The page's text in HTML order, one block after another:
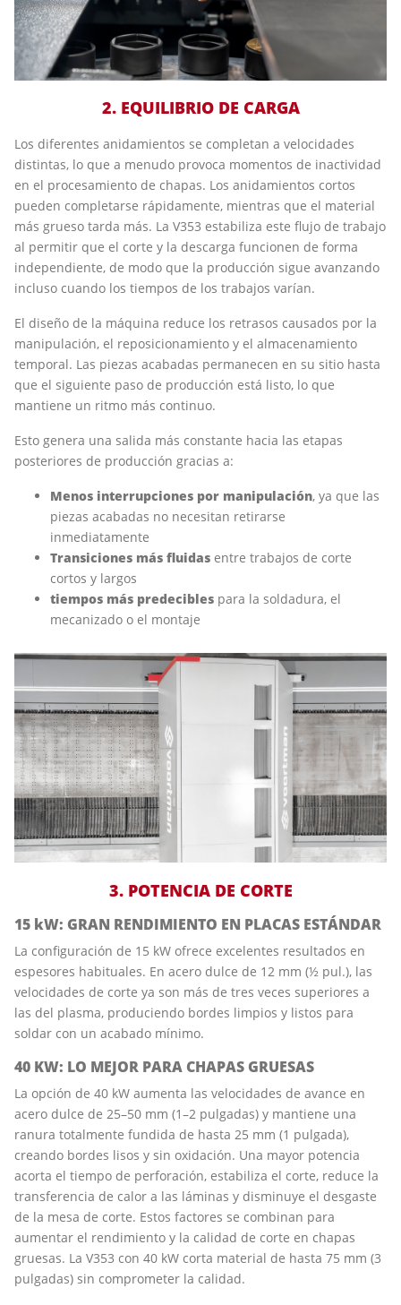
2. EQUILIBRIO DE CARGA
Los diferentes anidamientos se completan a velocidades
distintas, lo que a menudo provoca momentos de inactividad
en el procesamiento de chapas. Los anidamientos cortos
pueden completarse rápidamente, mientras que el material
más grueso tarda más. La V353 estabiliza este flujo de trabajo
al permitir que el corte y la descarga funcionen de forma
independiente, de modo que la producción sigue avanzando
incluso cuando los tiempos de los trabajos varían.
El diseño de la máquina reduce los retrasos causados por la
manipulación, el reposicionamiento y el almacenamiento
temporal. Las piezas acabadas permanecen en su sitio hasta
que el siguiente paso de producción está listo, lo que
mantiene un ritmo más continuo.
Esto genera una salida más constante hacia las etapas
posteriores de producción gracias a:
Menos interrupciones por manipulación, ya que las
piezas acabadas no necesitan retirarse
inmediatamente
Transiciones más fluidas entre trabajos de corte
cortos y largos
tiempos más predecibles para la soldadura, el
mecanizado o el montaje
3. POTENCIA DE CORTE
15 kW: GRAN RENDIMIENTO EN PLACAS ESTÁNDAR
La configuración de 15 kW ofrece excelentes resultados en
espesores habituales. En acero dulce de 12 mm (½ pul.), las
velocidades de corte ya son más de tres veces superiores a
las del plasma, produciendo bordes limpios y listos para
soldar con un acabado mínimo.
40 KW: LO MEJOR PARA CHAPAS GRUESAS
La opción de 40 kW aumenta las velocidades de avance en
acero dulce de 25–50 mm (1–2 pulgadas) y mantiene una
ranura totalmente fundida de hasta 25 mm (1 pulgada),
creando bordes lisos y sin oxidación. Una mayor potencia
acorta el tiempo de perforación, estabiliza el corte, reduce la
transferencia de calor a las láminas y disminuye el desgaste
de la mesa de corte. Estos factores se combinan para
aumentar el rendimiento y la calidad de corte en chapas
gruesas. La V353 con 40 kW corta material de hasta 75 mm (3
pulgadas) sin comprometer la calidad.